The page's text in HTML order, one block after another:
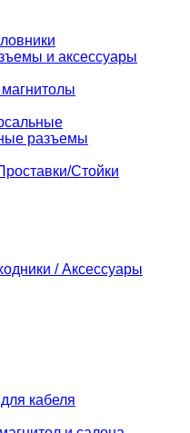
и аксессуары
разъемы
Стойки
/ Аксессуары
кабеля